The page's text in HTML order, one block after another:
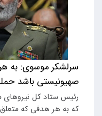
سرلشکر موسوی: به
صهیونیستی باشد
رئیس ستاد کل
که به هر هدفی که